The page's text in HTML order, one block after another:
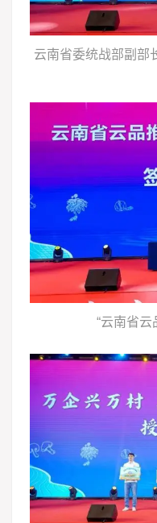
云南省委统战部副部
“云南省